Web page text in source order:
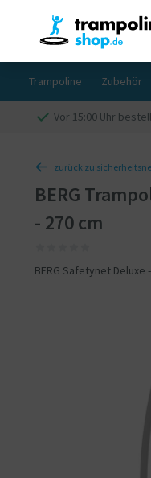
Trampoline Zubehör
Vor 15:00 Uhr
zurück zu
BERG
- 270 cm
BERG Safetynet Deluxe